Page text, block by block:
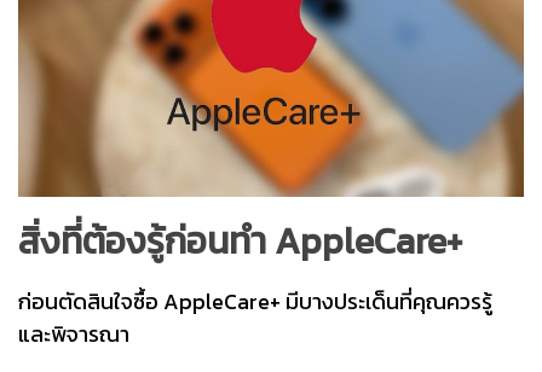
สิ่งที่ต้องรู้ก่อนทำ AppleCare+
ก่อนตัดสินใจซื้อ AppleCare+ มีบางประเด็นที่คุณควรรู้
และพิจารณา